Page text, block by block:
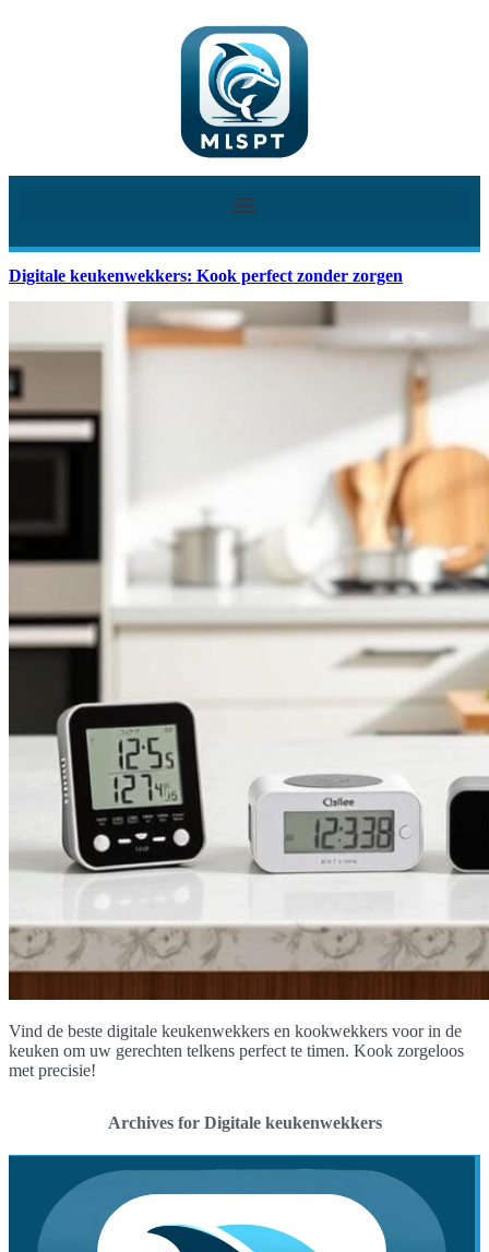
Digitale keukenwekkers: Kook perfect zonder zorgen
Vind de beste digitale keukenwekkers en kookwekkers voor in de
keuken om uw gerechten telkens perfect te timen. Kook zorgeloos
met precisie!
Archives for Digitale keukenwekkers